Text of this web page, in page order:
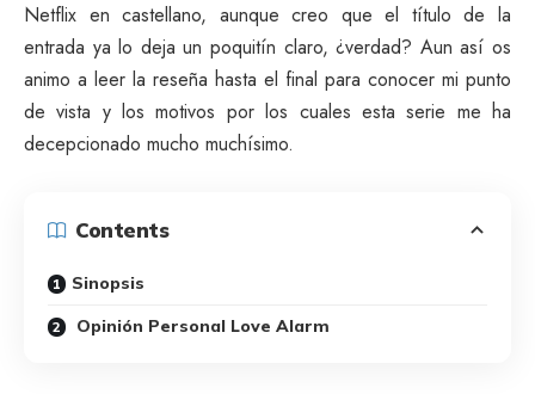
Netflix en castellano, aunque creo que el título de la
entrada ya lo deja un poquitín claro, ¿verdad? Aun así os
animo a leer la reseña hasta el final para conocer mi punto
de vista y los motivos por los cuales esta serie me ha
decepcionado mucho muchísimo.
Contents
Sinopsis
Opinión Personal Love Alarm